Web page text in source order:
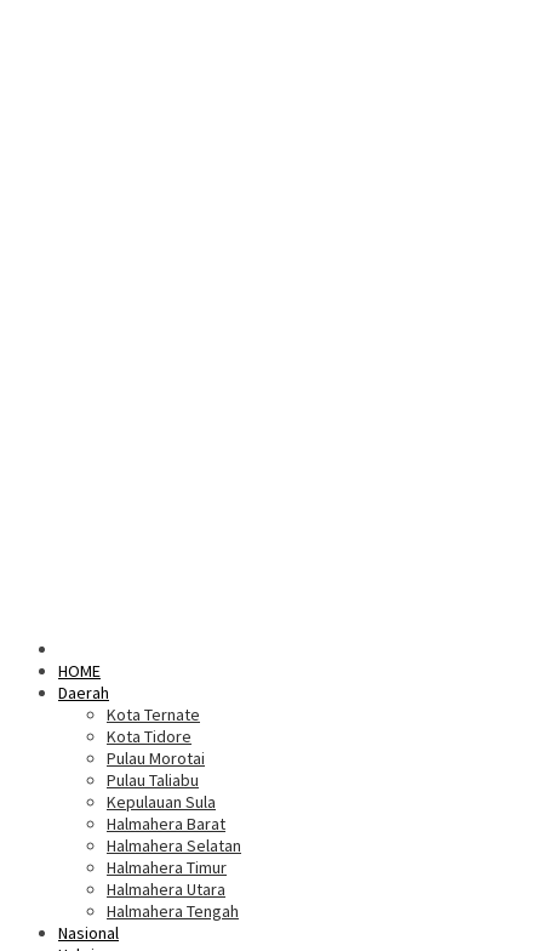
HOME
Daerah
Kota Ternate
Kota Tidore
Pulau Morotai
Pulau Taliabu
Kepulauan Sula
Halmahera Barat
Halmahera Selatan
Halmahera Timur
Halmahera Utara
Halmahera Tengah
Nasional